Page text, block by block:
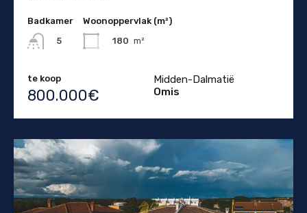
Badkamer
5
Woonoppervlak (m²)
180 m²
te koop
800.000€
Midden-Dalmatië
Omis